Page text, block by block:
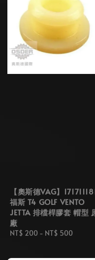
【奧斯德VAG】
福斯 T4 GOLF VENTO
JETTA 排檔桿膠套 帽型
廠
Regular
NT$ 200 - NT$ 500